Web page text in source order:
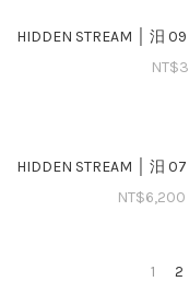
HIDDEN STREAM │ 汨 09
NT$
HIDDEN STREAM │ 汨 07
NT$6,200
1 2